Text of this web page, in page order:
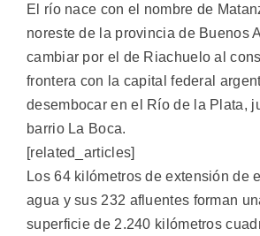
El río nace con el nombre de
noreste de la provincia de Buenos
cambiar por el de Riachuelo al
frontera con la capital federal
desembocar en el Río de la Plata,
barrio La Boca.
[related_articles]
Los 64 kilómetros de extensión de
agua y sus 232 afluentes forman
superficie de 2.240 kilómetros